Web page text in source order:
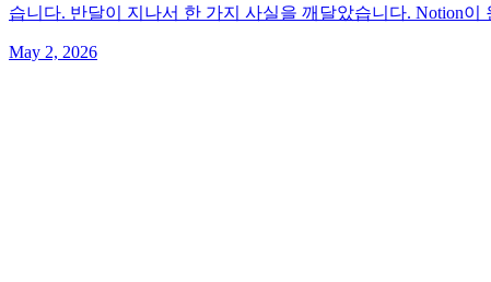
습니다. 반달이 지나서 한 가지 사실을 깨달았습니다. Notion
May 2, 2026